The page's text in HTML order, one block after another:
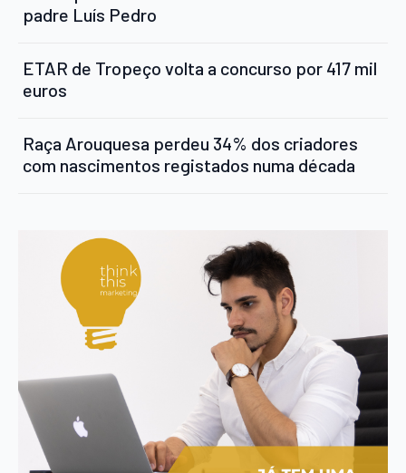
padre Luís Pedro
ETAR de Tropeço volta a concurso por 417 mil
euros
Raça Arouquesa perdeu 34% dos criadores
com nascimentos registados numa década